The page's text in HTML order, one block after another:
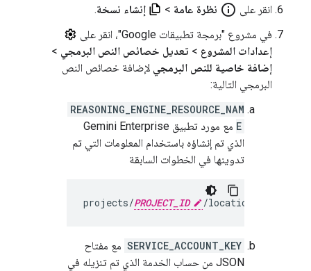
انقر على info_outline نظرة عامة > إنشاء نسخة.
في مشروع "برمجة تطبيقات Google"، انقر على
إعدادات المشروع > تعديل خصائص النص البرمجي >
إضافة خاصية للنص البرمجي لإضافة خصائص النص
البرمجي التالية:
REASONING_ENGINE_RESOURCE_NAM
E
مع مورد تطبيق Gemini Enterprise
الذي تم إنشاؤه باستخدام المعلومات التي تم
تدوينها في الخطوات السابقة
projects/PROJECT_ID /locations/
SERVICE_ACCOUNT_KEY مع مفتاح
JSON من حساب الخدمة الذي تم تنزيله في